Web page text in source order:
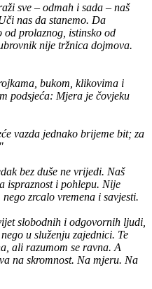
sve – odmah i sada – naš
nas da stanemo. Da
prolaznog, istinsko od
nije tržnica dojmova.
bukom, klikovima i
podsjeća: Mjera je čovjeku
vazda jednako brijeme bit; za
bez duše ne vrijedi. Naš
ispraznost i pohlepu. Nije
zrcalo vremena i savjesti.
slobodnih i odgovornih ljudi,
u služenju zajednici. Te
ali razumom se ravna. A
na skromnost. Na mjeru. Na